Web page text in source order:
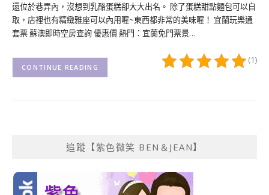
還位於巷弄內，沒想到乳酪蛋糕卻大大出名。 除了蛋糕甜點麵包可以自
取，店裡也有精緻雅座可以內用喔~東西都非常的美味喔！ 宜蘭玩樂通
套票 蘇澳即時空房查詢 優惠價 熱門：宜蘭免門票景…
(1)
CONTINUE READING
追蹤【紫色微笑 BEN＆JEAN】